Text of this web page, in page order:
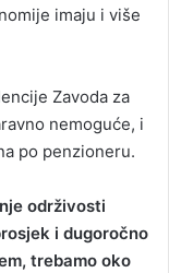
imaju i više
Zavoda za
nemoguće, i
po penzioneru.
održivosti
i dugoročno
trebamo oko